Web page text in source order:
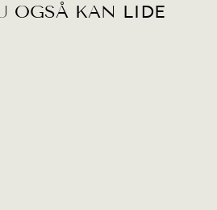
OGSÅ KAN LIDE